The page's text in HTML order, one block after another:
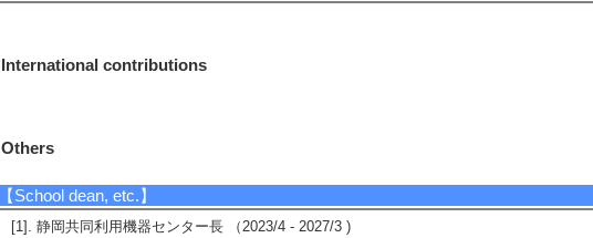
International contributions
Others
【School dean, etc.】
[1]. 静岡共同利用機器センター長 （2023/4 - 2027/3 )